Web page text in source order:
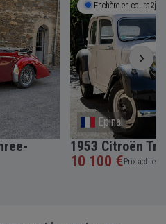
Enchère en cours2j
Epinal
1953 Citroën
10 100 € Prix actuel •